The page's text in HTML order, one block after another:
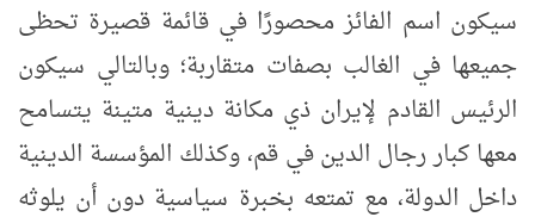
سيكون اسم الفائز محصورًا في قائمة قصيرة تحظى
جميعها في الغالب بصفات متقاربة؛ وبالتالي سيكون
الرئيس القادم لإيران ذي مكانة دينية متينة يتسامح
معها كبار رجال الدين في قم، وكذلك المؤسسة الدينية
داخل الدولة، مع تمتعه بخبرة سياسية دون أن يلوثه